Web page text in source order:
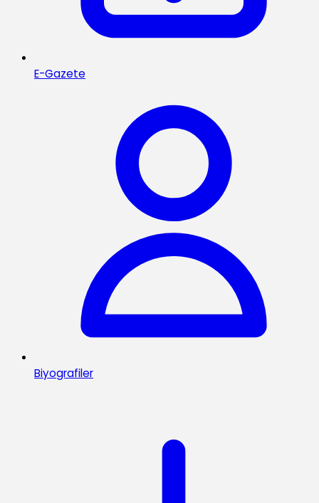
E-Gazete
Biyografiler